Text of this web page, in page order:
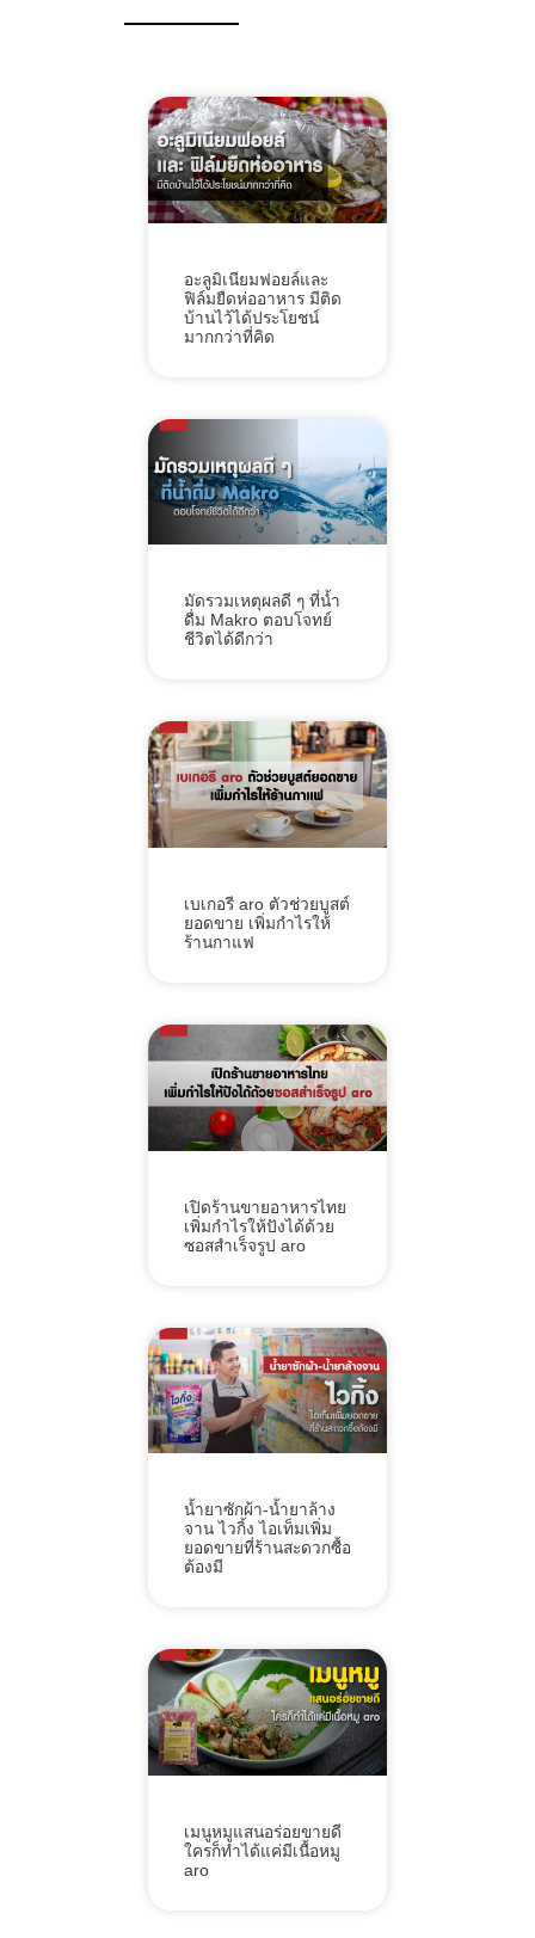
อะลูมิเนียมฟอยล์และ
ฟิล์มยืดห่ออาหาร มีติด
บ้านไว้ได้ประโยชน์
มากกว่าที่คิด
มัดรวมเหตุผลดี ๆ ที่น้ำ
ดื่ม Makro ตอบโจทย์
ชีวิตได้ดีกว่า
เบเกอรี aro ตัวช่วยบูสต์
ยอดขาย เพิ่มกำไรให้
ร้านกาแฟ
เปิดร้านขายอาหารไทย
เพิ่มกำไรให้ปังได้ด้วย
ซอสสำเร็จรูป aro
น้ำยาซักผ้า-น้ำยาล้าง
จาน ไวกิ้ง ไอเท็มเพิ่ม
ยอดขายที่ร้านสะดวกซื้อ
ต้องมี
เมนูหมูแสนอร่อยขายดี
ใครก็ทำได้แค่มีเนื้อหมู
aro